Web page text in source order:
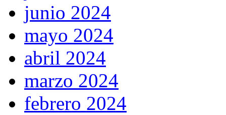
junio 2024
mayo 2024
abril 2024
marzo 2024
febrero 2024